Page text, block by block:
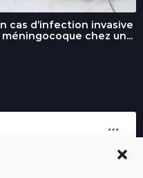
cas d’infection invasive
méningocoque chez un...